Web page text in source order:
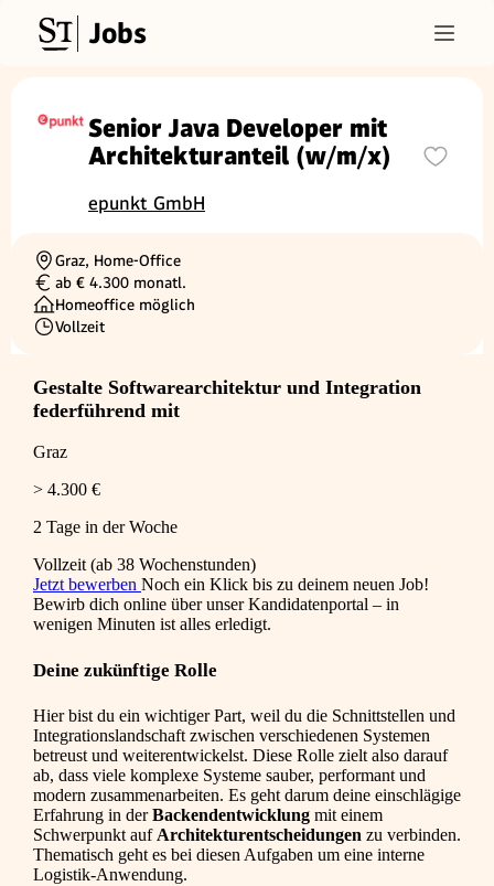
Jobs
Senior Java Developer mit
Architekturanteil (w/m/x)
epunkt GmbH
Ortschaft
Graz, Home-Office
Gehalt
ab € 4.300 monatl.
Homeoffice möglich
Beschäftigungsart
Vollzeit
Gestalte Softwarearchitektur und Integration
federführend mit
Graz
> 4.300 €
2 Tage in der Woche
Vollzeit (ab 38 Wochenstunden)
Jetzt bewerben Noch ein Klick bis zu deinem neuen Job!
Bewirb dich online über unser Kandidatenportal – in
wenigen Minuten ist alles erledigt.
Deine zukünftige Rolle
Hier bist du ein wichtiger Part, weil du die Schnittstellen und
Integrationslandschaft zwischen verschiedenen Systemen
betreust und weiterentwickelst. Diese Rolle zielt also darauf
ab, dass viele komplexe Systeme sauber, performant und
modern zusammenarbeiten. Es geht darum deine einschlägige
Erfahrung in derBackendentwicklung mit einem
Schwerpunkt auf Architekturentscheidungen zu verbinden.
Thematisch geht es bei diesen Aufgaben um eine interne
Logistik-Anwendung.